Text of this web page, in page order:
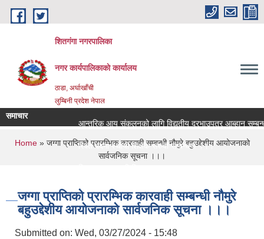
Skip to main content
शितगंगा नगरपालिका
नगर कार्यपालिकाकाे कार्यालय
ठाडा, अर्घाखाँची
लुम्बिनी प्रदेश नेपाल
समाचार
आन्तरिक आय संकलनको लागि विद्युतीय दरभाउपत्र आब्हान
रिक्त पदमा स्थायी शिक्षक सरुवा सम्बन्धमा ।।।
You are here
Home» जग्गा प्राप्तिको प्रारम्भिक कारवाही सम्बन्धी नौमुरे बहुउद्देशीय आयोजनाको
सार्वजनिक सूचना ।।।
जग्गा प्राप्तिको प्रारम्भिक कारवाही सम्बन्धी नौमुरे
बहुउद्देशीय आयोजनाको सार्वजनिक सूचना ।।।
Submitted on: Wed, 03/27/2024 - 15:48